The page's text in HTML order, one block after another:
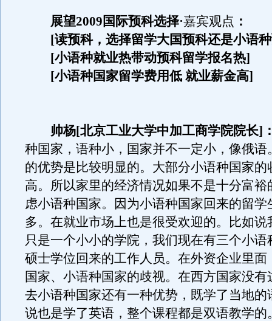
展望2009国际预科选择·嘉宾观点 ：
[读预科，选择留学大国预科还是小语
[小语种就业热带动预科留学报名热]
[小语种国家留学费用低 就业薪金高]
帅杨[北京工业大学中加工商学院院长]
种国家，语种小，国家并不一定小，像俄语
的优势是比较明显的。大部分小语种国家的
高。所以家里的经济情况如果不是十分富裕
虑小语种国家。因为小语种国家回来的留学
多。在就业市场上也是很受欢迎的。比如说
只是一个小小的学院，我们现在有三个小语
硕士学位回来的工作人员。在外资企业里面
国家、小语种国家的歧视。在西方国家没有
去小语种国家还有一种优势，既学了当地的
说也是学了英语，整个课程都是双语教学的